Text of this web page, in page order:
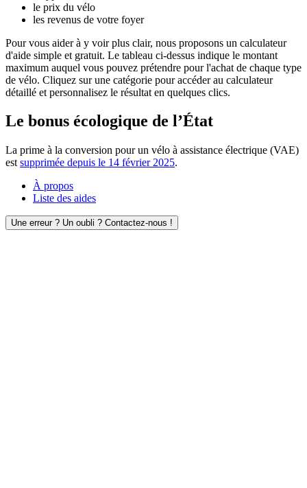
le prix du vélo
les revenus de votre foyer
Pour vous aider à y voir plus clair, nous proposons un calculateur
d'aide simple et gratuit. Le tableau ci-dessus indique le montant
maximum auquel vous pouvez prétendre pour l'achat de chaque type
de vélo. Cliquez sur une catégorie pour accéder au calculateur
détaillé et personnalisez le résultat en quelques clics.
Le bonus écologique de l’État
La prime à la conversion pour un vélo à assistance électrique (VAE)
est supprimée depuis le 14 février 2025.
À propos
Liste des aides
Une erreur ? Un oubli ? Contactez-nous !